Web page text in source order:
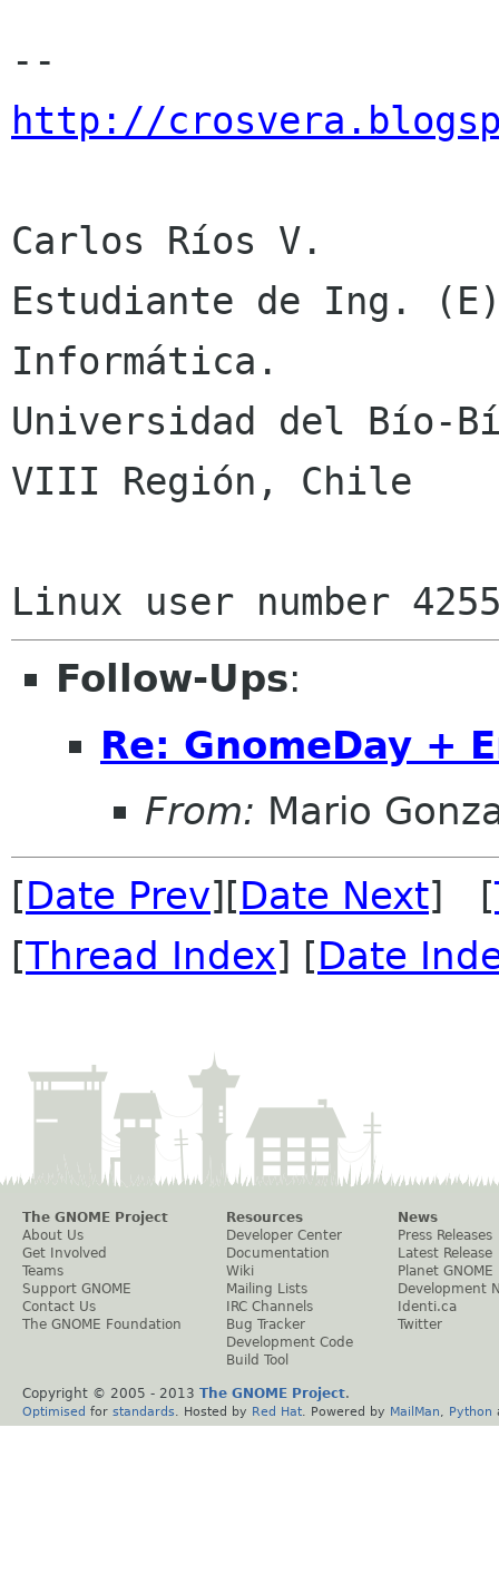
http://
Carlos Ríos V.
Estudiante de Ing. (E)
Informática.
Universidad del Bío-
VIII Región, Chile
Follow-Ups:
Re: GnomeDay +
From: Mario
[Date Prev][Date Next] [
[Thread Index] [Date
The GNOME Project
About Us
Get Involved
Teams
Support GNOME
Contact Us
The GNOME Foundation
Resources
Developer Center
Documentation
Wiki
Mailing Lists
IRC Channels
Bug Tracker
Development Code
Build Tool
News
Press Releases
Latest Release
Planet GNOME
Development
Identi.ca
Twitter
Copyright © 2005 - 2013 The GNOME Project.
Optimised for standards . Hosted by Red Hat . Powered by MailMan Python